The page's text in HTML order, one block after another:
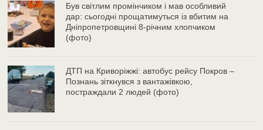
Був світлим промінчиком і мав особливий
дар: сьогодні прощатимуться із вбитим на
Дніпропетровщині 8-річним хлопчиком
(фото)
ДТП на Криворіжжі: автобус рейсу Покров –
Познань зіткнувся з вантажівкою,
постраждали 2 людей (фото)